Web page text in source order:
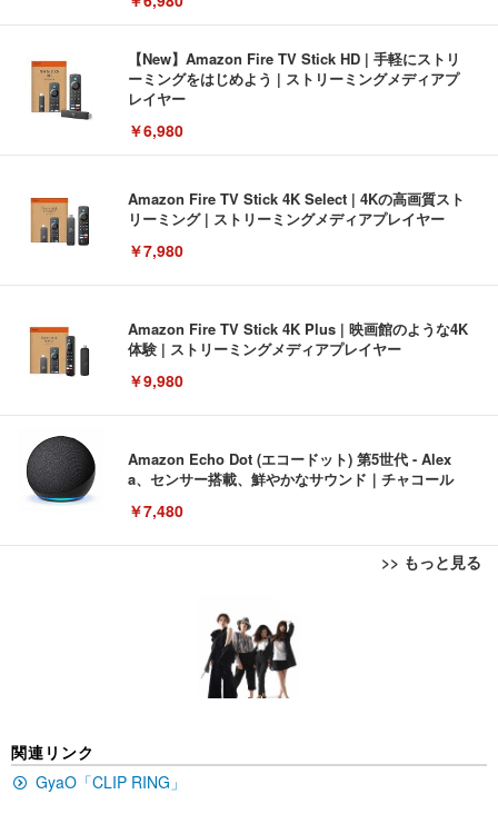
【New】Amazon Fire TV Stick HD | 手軽にストリ
ーミングをはじめよう | ストリーミングメディアプ
レイヤー
￥6,980
Amazon Fire TV Stick 4K Select | 4Kの高画質スト
リーミング | ストリーミングメディアプレイヤー
￥7,980
Amazon Fire TV Stick 4K Plus | 映画館のような4K
体験 | ストリーミングメディアプレイヤー
￥9,980
Amazon Echo Dot (エコードット) 第5世代 - Alex
a、センサー搭載、鮮やかなサウンド｜チャコール
￥7,480
>> もっと見る
い 跳ね上げ式アームレスト コンパクト 約105度ロッ
キング pc 事務椅子 360度回転 座面昇降 強化ナイロ
ン樹脂ベース 通気性メッシュ 在宅ワーク H-WY01
(黒網+黒枠+黒足)
ュチェア 人間工学 疲れない ブラック
￥27,999
EV3240X-WT | 31.5型4K UHD・USB Type-C・ホワ
イト
Amazonベーシック ペットシーツ 薄型 レギュラー 1
回使い捨て 無香料 ホワイト 300枚
x2袋(84枚) ホワイト(吸収面:ライトブルー)
￥3,234
関連リンク
GyaO「CLIP RING」